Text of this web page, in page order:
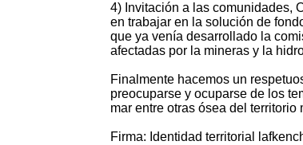
4) Invitación a las comunidades,
en trabajar en la solución de
que ya venía desarrollado la
afectadas por la mineras y la
Finalmente hacemos un
preocuparse y ocuparse de los
mar entre otras ósea del territorio
Firma: Identidad territorial